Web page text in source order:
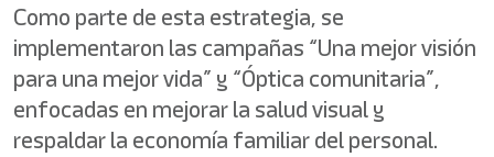
Como parte de esta estrategia, se
implementaron las campañas “Una mejor visión
para una mejor vida” y “Óptica comunitaria”,
enfocadas en mejorar la salud visual y
respaldar la economía familiar del personal.